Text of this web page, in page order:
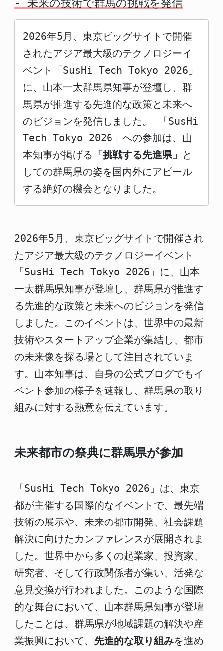
- 未来の技術で群馬の挑戦を発信
2026年5月、東京ビッグサイトで開催
されたアジア最大級のテクノロジーイ
ベント「SusHi Tech Tokyo 2026」
に、山本一太群馬県知事が登壇し、群
馬県が推進する先進的な政策と未来へ
のビジョンを発信しました。 「SusHi
Tech Tokyo 2026」への参加は、山
本知事が掲げる 「挑戦する先進県」 と
しての群馬県の姿を国内外にアピール
する絶好の機会となりました。
2026年5月、東京ビッグサイトで開催され
たアジア最大級のテクノロジーイベント
「SusHi Tech Tokyo 2026」に、山本
一太群馬県知事が登壇し、群馬県が推進す
る先進的な政策と未来へのビジョンを発信
しました。このイベントは、世界中の最新
技術やスタートアップ企業が集結し、都市
の未来像を探る場として注目されていま
す。山本知事は、自身の公式ブログでもイ
ベント参加の様子を速報し、群馬県の取り
組みに対する熱意を伝えています。
未来都市の祭典に群馬県が参加
「SusHi Tech Tokyo 2026」は、東京
都が主催する国際的なイベントで、最先端
技術の展示や、未来の都市開発、社会課題
解決に向けたカンファレンスが展開されま
した。世界中から多くの起業家、投資家、
研究者、そして行政関係者が集い、活発な
意見交換が行われました。このような国際
的な舞台において、山本群馬県知事が登壇
したことは、群馬県が地域課題の解決や産
業振興において、 先進的な取り組みを進め